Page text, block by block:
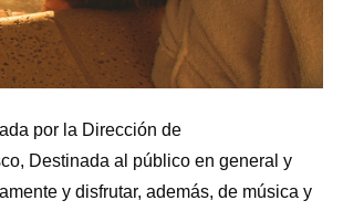
por la Dirección de
Destinada al público en general y
y disfrutar, además, de música y